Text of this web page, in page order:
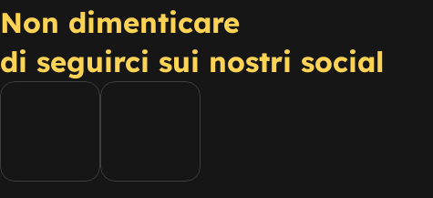
Non dimenticare
di seguirci sui nostri social